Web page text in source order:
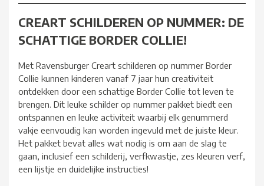
CREART SCHILDEREN OP NUMMER: DE
SCHATTIGE BORDER COLLIE!
Met Ravensburger Creart schilderen op nummer Border
Collie kunnen kinderen vanaf 7 jaar hun creativiteit
ontdekken door een schattige Border Collie tot leven te
brengen. Dit leuke schilder op nummer pakket biedt een
ontspannen en leuke activiteit waarbij elk genummerd
vakje eenvoudig kan worden ingevuld met de juiste kleur.
Het pakket bevat alles wat nodig is om aan de slag te
gaan, inclusief een schilderij, verfkwastje, zes kleuren verf,
een lijstje en duidelijke instructies!